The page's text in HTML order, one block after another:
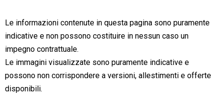
Le informazioni contenute in questa pagina sono puramente
indicative e non possono costituire in nessun caso un
impegno contrattuale.
Le immagini visualizzate sono puramente indicative e
possono non corrispondere a versioni, allestimenti e offerte
disponibili.